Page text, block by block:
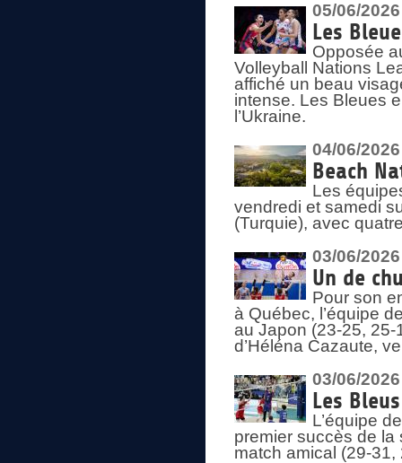
05/06/2026
Les
Opposée
Volleyball Nations
affiché un beau
intense. Les Bleues
l’Ukraine.
04/06/2026
Beach
Les
vendredi et samedi
(Turquie), avec
03/06/2026
Un de
Pour son
à Québec, l’équipe
au Japon (23-25,
d’Héléna Cazaute,
03/06/2026
Les
L’équipe
premier succès de la
match amical (29-